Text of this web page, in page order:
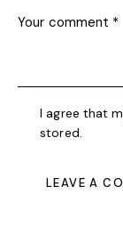
I agree that
stored.